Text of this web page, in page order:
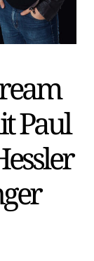
Paul